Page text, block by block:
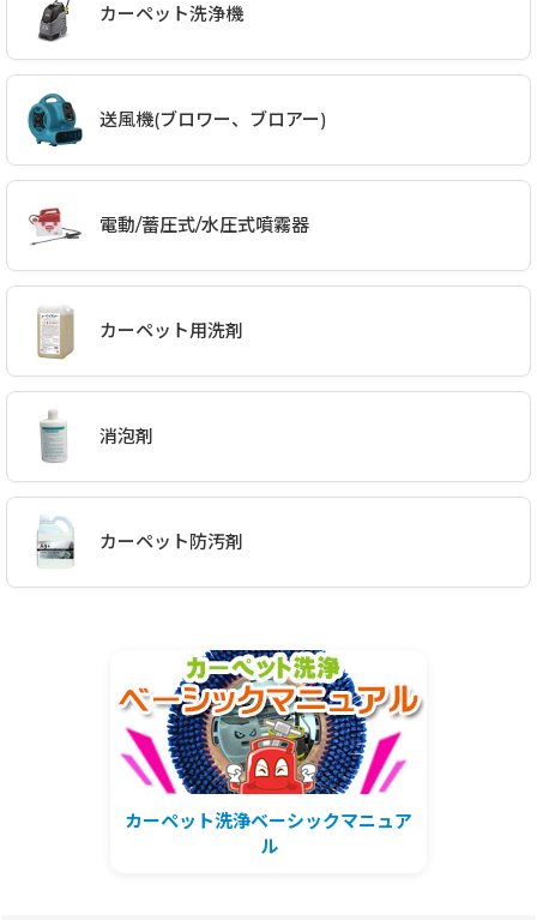
カーペット洗浄機
送風機(ブロワー、ブロアー)
電動/蓄圧式/水圧式噴霧器
カーペット用洗剤
消泡剤
カーペット防汚剤
カーペット洗浄ベーシックマニュア
ル